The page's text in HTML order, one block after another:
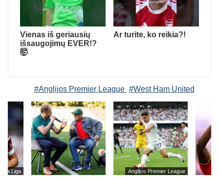
Vienas iš geriausių
išsaugojimų EVER!?
🤯
Ar turite, ko reikia?!
#Anglijos Premier League #West Ham United
La Liga Anglijos Premier League